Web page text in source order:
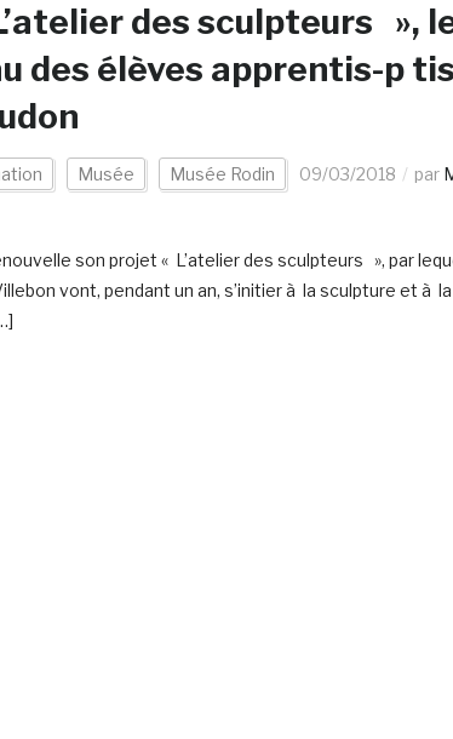
des sculpteurs »,
des élèves apprentis-p
Musée Musée Rodin 09/03/2018 par
son projet « L’atelier des sculpteurs », par
vont, pendant un an, s’initier à la sculpture et à